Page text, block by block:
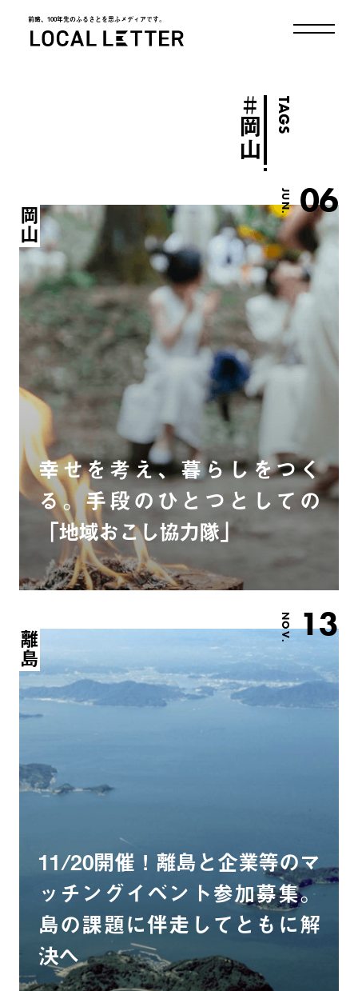
前略、100年先のふるさとを思ふメディアです。
TAGS
＃
岡山
JUN. 06
岡山
幸せを考え、暮らしをつく
る。手段のひとつとしての
「地域おこし協力隊」
NOV. 13
離島
11/20開催！離島と企業等のマ
ッチングイベント参加募集。
島の課題に伴走してともに解
決へ